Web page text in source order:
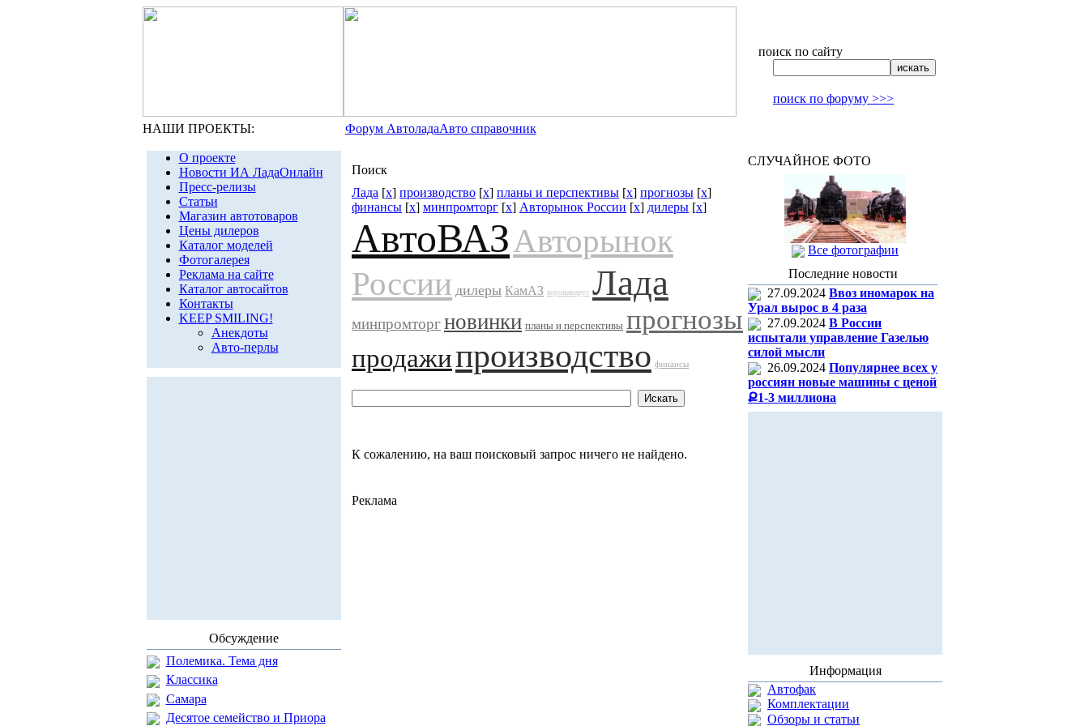
поиск по сайту
поиск по форуму >>>
НАШИ ПРОЕКТЫ: Форум АвтоладаАвто справочник
О проекте
Новости ИА ЛадаОнлайн
Пресс-релизы
Статьи
Магазин автотоваров
Цены дилеров
Каталог моделей
Фотогалерея
Реклама на сайте
Каталог автосайтов
Контакты
KEEP SMILING!
Анекдоты
Авто-перлы
Обсуждение
Полемика. Тема дня
Классика
Самара
Десятое семейство и Приора
Поиск
Лада [x] производство [x] планы и перспективы [x] прогнозы [x]
финансы [x] минпромторг [x] Авторынок России [x] дилеры [x]
АвтоВАЗАвторынок
России дилеры КамАЗ коронавирус Лада
минпромторгновинки планы и перспективы прогнозы
продажипроизводство финансы
К сожалению, на ваш поисковый запрос ничего не найдено.
Реклама
СЛУЧАЙНОЕ ФОТО
Все фотографии
Последние новости
27.09.2024 Ввоз иномарок на
Урал вырос в 4 раза
27.09.2024 В России
испытали управление Газелью
силой мысли
26.09.2024 Популярнее всех у
россиян новые машины с ценой
Ք1-3 миллиона
Информация
Автофак
Комплектации
Обзоры и статьи